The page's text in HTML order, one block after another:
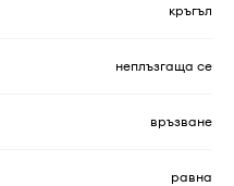
кръгъл
неплъзгаща се
връзване
равна